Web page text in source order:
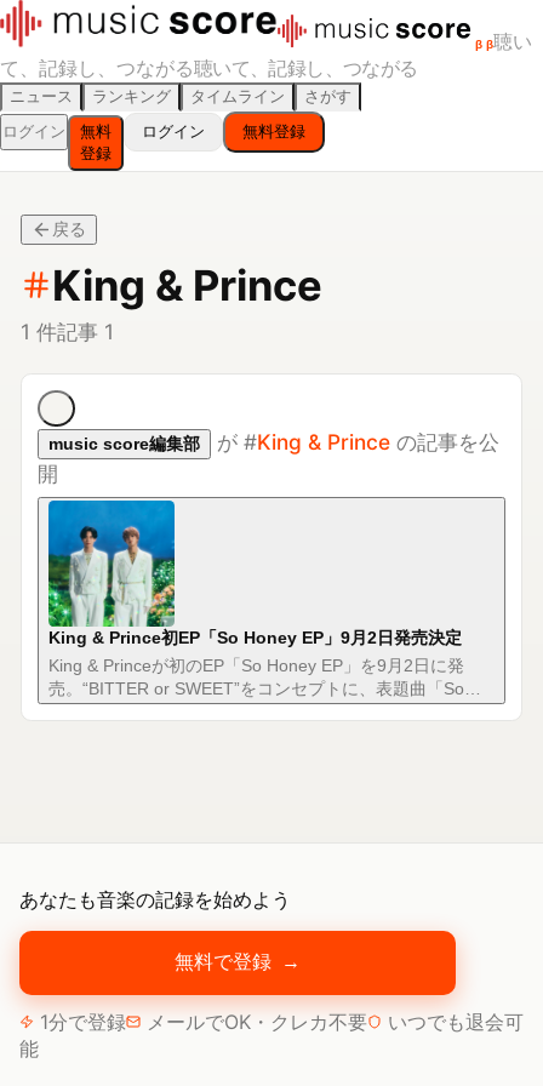
β β聴い
て、記録し、つながる聴いて、記録し、つながる
ニュース ランキング タイムライン
さがす
ログイン
無料
登録
ログイン 無料登録
戻る
King & Prince
記事1
music score編集部
開
King & Prince初EP「So Honey EP」9月2日発売決定
King & Princeが初のEP「So Honey EP」を9月2日に発
売。“BITTER or SWEET”をコンセプトに、表題曲「So
Honey」など多彩なラブソングを収録する。
あなたも音楽の記録を始めよう
無料で登録 →
1分で登録 メールでOK・クレカ不要
いつでも退会可
能